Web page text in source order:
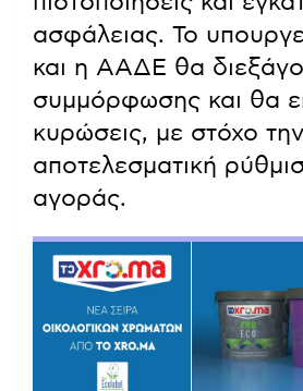
ασφάλειας. Το
και η ΑΑΔΕ θα
συμμόρφωσης και θα
κυρώσεις, με στόχο την
αποτελεσματική
αγοράς.